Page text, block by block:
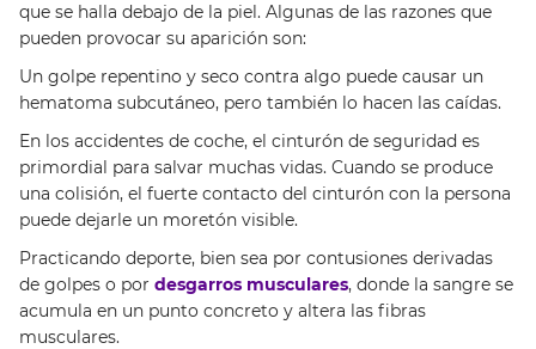
que se halla debajo de la piel. Algunas de las razones que
pueden provocar su aparición son:
Un golpe repentino y seco contra algo puede causar un
hematoma subcutáneo, pero también lo hacen las caídas.
En los accidentes de coche, el cinturón de seguridad es
primordial para salvar muchas vidas. Cuando se produce
una colisión, el fuerte contacto del cinturón con la persona
puede dejarle un moretón visible.
Practicando deporte, bien sea por contusiones derivadas
de golpes o por desgarros musculares, donde la sangre se
acumula en un punto concreto y altera las fibras
musculares.